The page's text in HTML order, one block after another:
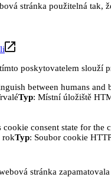
stránka použitelná tak,
poskytovatelem slouží
between humans
Typ: Místní úložiště
cookie consent state for the
rokTyp: Soubor cookie
stránka